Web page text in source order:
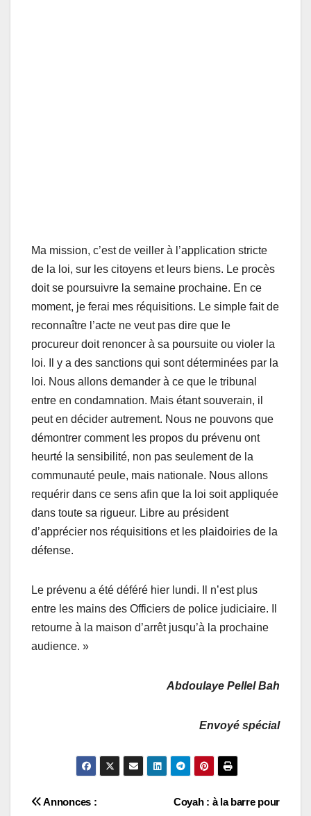
Ma mission, c’est de veiller à l’application stricte
de la loi, sur les citoyens et leurs biens. Le procès
doit se poursuivre la semaine prochaine. En ce
moment, je ferai mes réquisitions. Le simple fait de
reconnaître l’acte ne veut pas dire que le
procureur doit renoncer à sa poursuite ou violer la
loi. Il y a des sanctions qui sont déterminées par la
loi. Nous allons demander à ce que le tribunal
entre en condamnation. Mais étant souverain, il
peut en décider autrement. Nous ne pouvons que
démontrer comment les propos du prévenu ont
heurté la sensibilité, non pas seulement de la
communauté peule, mais nationale. Nous allons
requérir dans ce sens afin que la loi soit appliquée
dans toute sa rigueur. Libre au président
d’apprécier nos réquisitions et les plaidoiries de la
défense.
Le prévenu a été déféré hier lundi. Il n’est plus
entre les mains des Officiers de police judiciaire. Il
retourne à la maison d’arrêt jusqu’à la prochaine
audience. »
Abdoulaye Pellel Bah
Envoyé spécial
Navigation
Coyah : à la barre pour
Annonces :